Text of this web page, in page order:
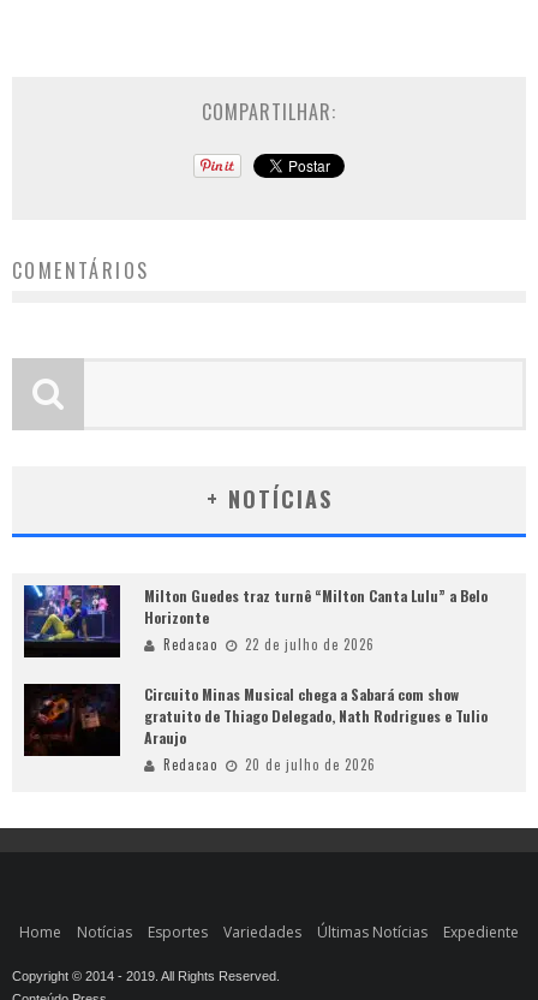
COMPARTILHAR:
COMENTÁRIOS
+ NOTÍCIAS
Milton Guedes traz turnê “Milton Canta Lulu” a Belo
Horizonte
Redacao 22 de julho de 2026
Circuito Minas Musical chega a Sabará com show
gratuito de Thiago Delegado, Nath Rodrigues e Tulio
Araujo
Redacao 20 de julho de 2026
Home Notícias Esportes Variedades Últimas Notícias Expediente
Copyright © 2014 - 2019. All Rights Reserved.